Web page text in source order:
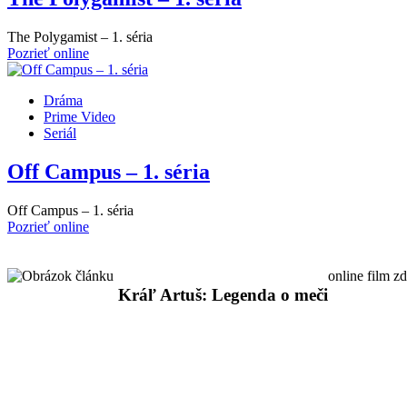
The Polygamist – 1. séria
Pozrieť online
Dráma
Prime Video
Seriál
Off Campus – 1. séria
Off Campus – 1. séria
Pozrieť online
Kráľ Artuš: Legenda o meči
online film